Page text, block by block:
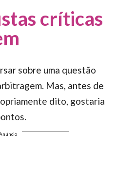
críticas
sobre uma questão
Mas, antes de
dito, gostaria